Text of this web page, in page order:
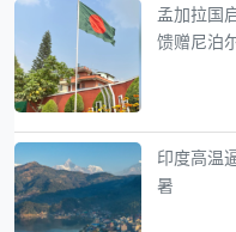
孟加拉国
馈赠尼泊
印度高温
暑